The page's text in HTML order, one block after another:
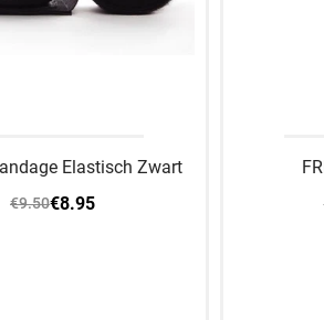
Elastisch Zwart
€9.50€8.95